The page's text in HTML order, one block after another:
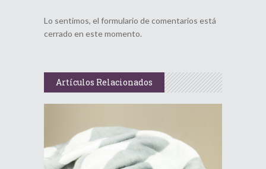
Lo sentimos, el formulario de comentarios está
cerrado en este momento.
Artículos Relacionados